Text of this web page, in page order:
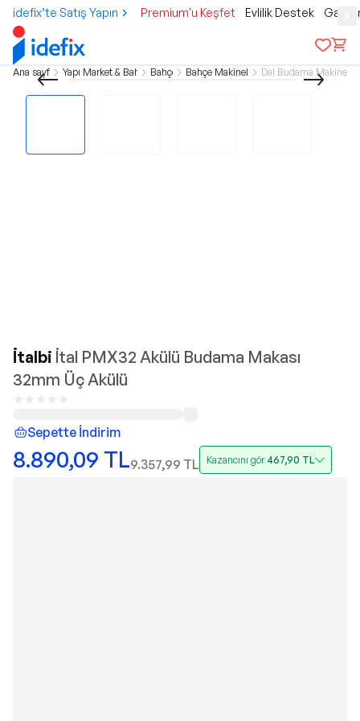
idefix’te Satış Yapın Premium'u Keşfet Evlilik Destek
Ana sayfa Yapı Market & Bahçe Bahçe Bahçe Makineleri Dal Budama Makineleri
İtalbi İtal PMX32 Akülü Budama Makası
32mm Üç Akülü
Sepette İndirim
8.890,09 TL9.357,99 TL Kazancını gör 467,90 TL